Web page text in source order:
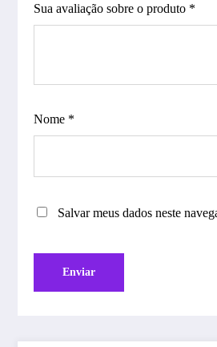
Sua avaliação sobre o produto *
Nome *
Salvar meus dados neste